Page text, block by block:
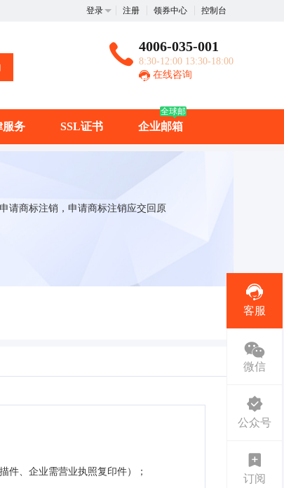
登录 注册 领券中心 控制台
4006-035-001
8:30-12:00 13:30-18:00
在线咨询
服务 SSL证书 企业邮箱
全球邮
请商标注销，申请商标注销应交回原
件、企业需营业执照复印件）；
客服
微信
公众号
订阅